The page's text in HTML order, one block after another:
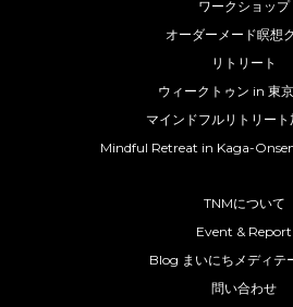
ワークショップ
オーダーメード瞑想
リトリート
ウィークトゥン in 東
マインドフルリトリート
Mindful Retreat in Kaga-
TNMについて
Event & Report
Blog まいにちメディテ
問い合わせ